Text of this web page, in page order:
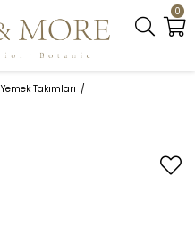
0
Yemek Takımları